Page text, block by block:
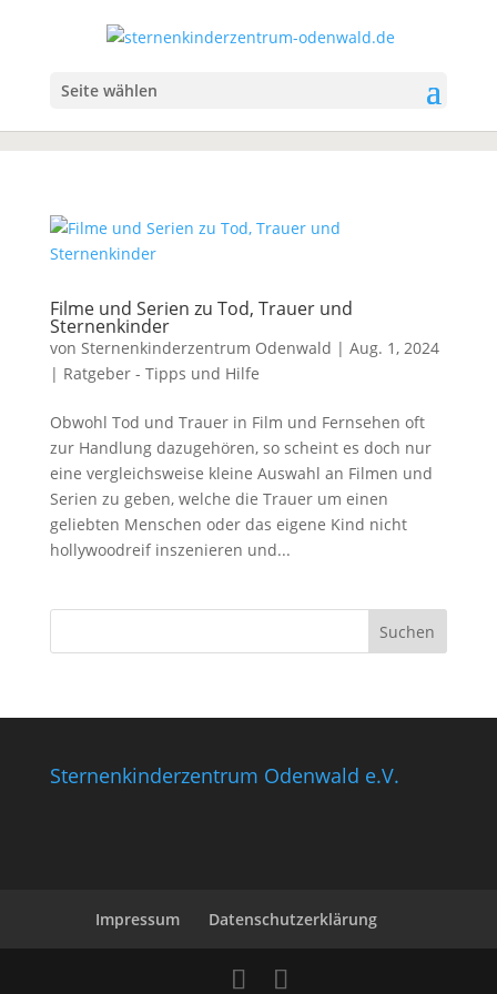
Seite wählen
Filme und Serien zu Tod, Trauer und
Sternenkinder
von Sternenkinderzentrum Odenwald | Aug. 1, 2024
| Ratgeber - Tipps und Hilfe
Obwohl Tod und Trauer in Film und Fernsehen oft
zur Handlung dazugehören, so scheint es doch nur
eine vergleichsweise kleine Auswahl an Filmen und
Serien zu geben, welche die Trauer um einen
geliebten Menschen oder das eigene Kind nicht
hollywoodreif inszenieren und...
Sternenkinderzentrum Odenwald e.V.
Impressum Datenschutzerklärung